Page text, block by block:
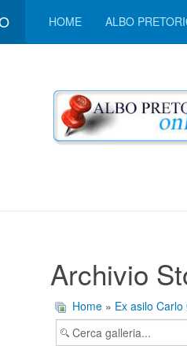
HOME ALBO
Archivio
Home » Ex asilo Carlo